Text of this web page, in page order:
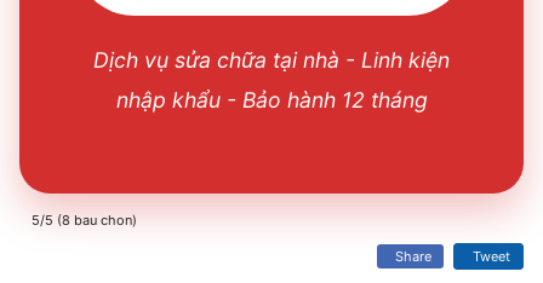
Dịch vụ sửa chữa tại nhà - Linh kiện
nhập khẩu - Bảo hành 12 tháng
5/5 (8 bau chon)
Share Tweet